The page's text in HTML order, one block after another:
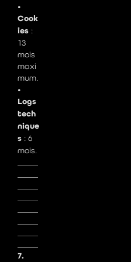
•
Cook
ies :
13
mois
maxi
mum.
•
Logs
tech
nique
s : 6
mois.
7.